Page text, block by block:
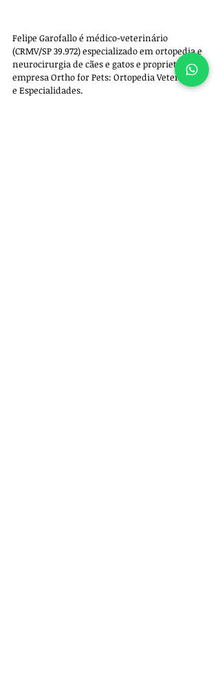
Felipe Garofallo é médico-veterinário
(CRMV/SP 39.972) especializado em ortopedia e
neurocirurgia de cães e gatos e proprietário da
empresa Ortho for Pets: Ortopedia Veterinária
e Especialidades.